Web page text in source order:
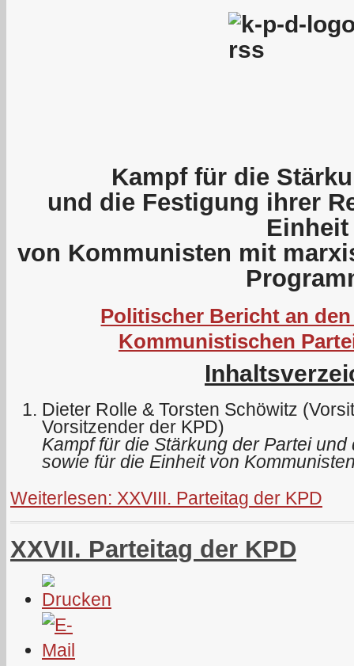
Kampf für die
und die Festigung ihrer
Einheit
von Kommunisten mit
Politischer Bericht an
Kommunistischen
Dieter Rolle & Torsten Schöwitz
Vorsitzender der KPD)
Kampf für die Stärkung der Partei
sowie für die Einheit von
Weiterlesen: XXVIII. Parteitag der KPD
XXVII. Parteitag der KPD